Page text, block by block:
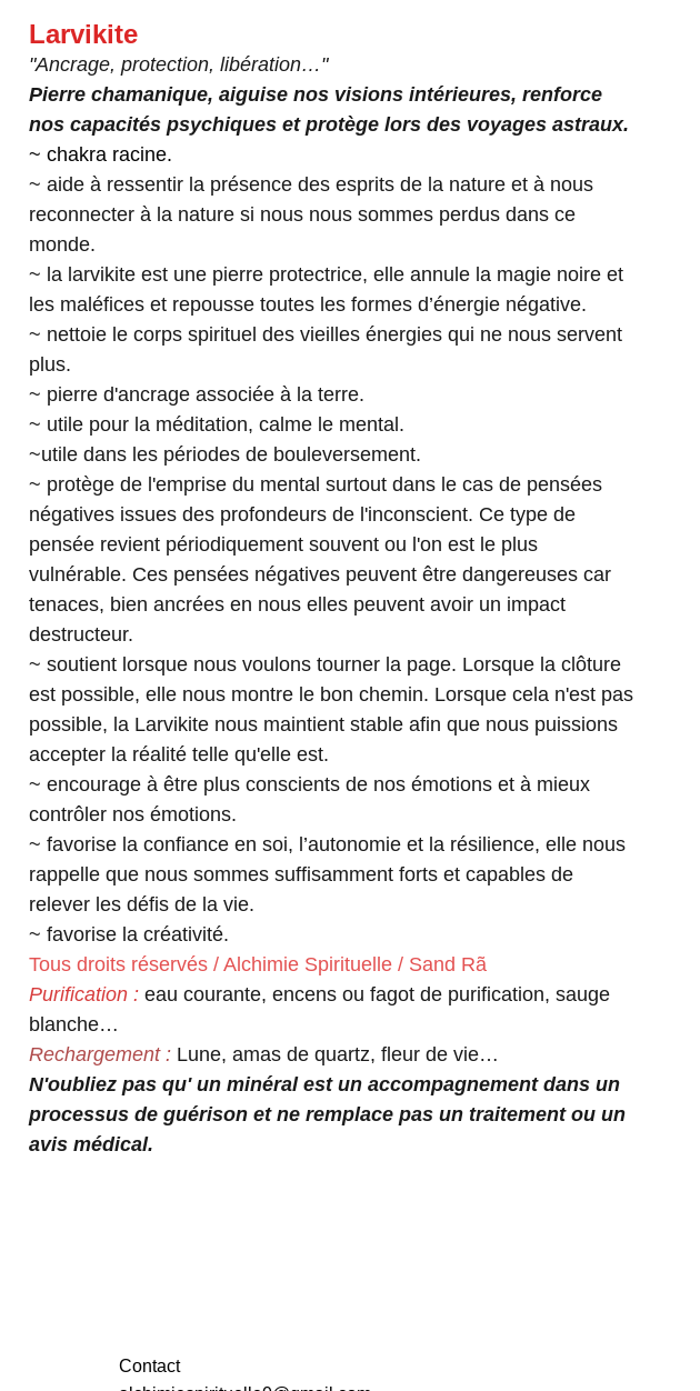
Larvikite
"Ancrage, protection, libération…"
Pierre chamanique, aiguise nos visions intérieures, renforce
nos capacités psychiques et protège lors des voyages astraux.
~ chakra racine.
~ aide à ressentir la présence des esprits de la nature et à nous
reconnecter à la nature si nous nous sommes perdus dans ce
monde.
~ la larvikite est une pierre protectrice, elle annule la magie noire et
les maléfices et repousse toutes les formes d’énergie négative.
~ nettoie le corps spirituel des vieilles énergies qui ne nous servent
plus.
~ pierre d'ancrage associée à la terre.
~ utile pour la méditation, calme le mental.
~utile dans les périodes de bouleversement.
~ protège de l'emprise du mental surtout dans le cas de pensées
négatives issues des profondeurs de l'inconscient. Ce type de
pensée revient périodiquement souvent ou l'on est le plus
vulnérable. Ces pensées négatives peuvent être dangereuses car
tenaces, bien ancrées en nous elles peuvent avoir un impact
destructeur.
~ soutient lorsque nous voulons tourner la page. Lorsque la clôture
est possible, elle nous montre le bon chemin. Lorsque cela n'est pas
possible, la Larvikite nous maintient stable afin que nous puissions
accepter la réalité telle qu'elle est.
~ encourage à être plus conscients de nos émotions et à mieux
contrôler nos émotions.
~ favorise la confiance en soi, l’autonomie et la résilience, elle nous
rappelle que nous sommes suffisamment forts et capables de
relever les défis de la vie.
~ favorise la créativité.
Tous droits réservés / Alchimie Spirituelle / Sand Rã
Purification : eau courante, encens ou fagot de purification, sauge
blanche…
Rechargement : Lune, amas de quartz, fleur de vie…
N'oubliez pas qu' un minéral est un accompagnement dans un
processus de guérison et ne remplace pas un traitement ou un
avis médical.
Contact